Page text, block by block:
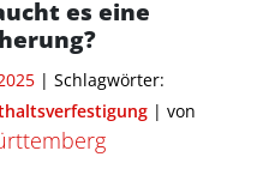
es eine
| Schlagwörter:
| von